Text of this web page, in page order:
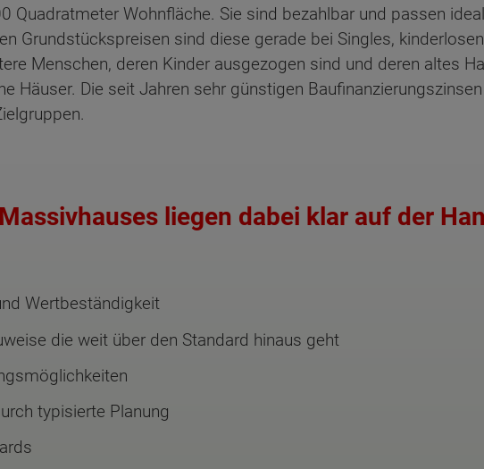
Quadratmeter Wohnfläche. Sie sind bezahlbar und passen
Grundstückspreisen sind diese gerade bei Singles,
Menschen, deren Kinder ausgezogen sind und deren altes
Häuser. Die seit Jahren sehr günstigen
liegen dabei klar auf der
Wertbeständigkeit
die weit über den Standard hinaus geht
typisierte Planung